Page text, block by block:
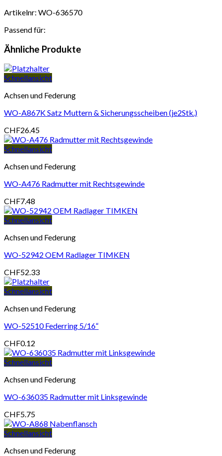
Artikelnr: WO-636570
Passend für:
Ähnliche Produkte
Schnellansicht
Achsen und Federung
WO-A867K Satz Muttern & Sicherungsscheiben (je2Stk.)
CHF26.45
Schnellansicht
Achsen und Federung
WO-A476 Radmutter mit Rechtsgewinde
CHF7.48
Schnellansicht
Achsen und Federung
WO-52942 OEM Radlager TIMKEN
CHF52.33
Schnellansicht
Achsen und Federung
WO-52510 Federring 5/16“
CHF0.12
Schnellansicht
Achsen und Federung
WO-636035 Radmutter mit Linksgewinde
CHF5.75
Schnellansicht
Achsen und Federung